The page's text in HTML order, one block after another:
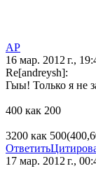
AP
16 мар. 2012 г.,
Re[andreysh]:
Гыы! Только я не
400 как 200
3200 как
Ответить
17 мар. 2012 г.,